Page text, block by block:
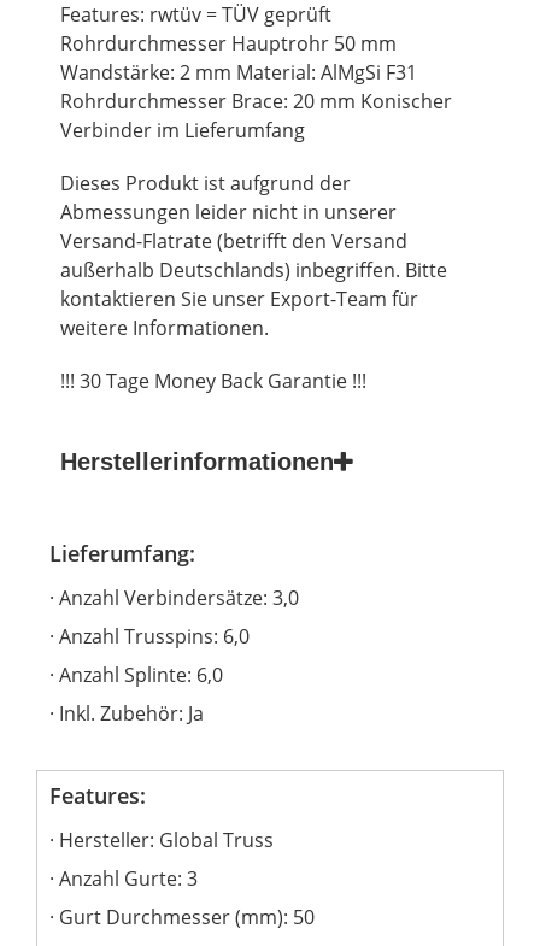
Features: rwtüv = TÜV geprüft
Rohrdurchmesser Hauptrohr 50 mm
Wandstärke: 2 mm Material: AlMgSi F31
Rohrdurchmesser Brace: 20 mm Konischer
Verbinder im Lieferumfang
Dieses Produkt ist aufgrund der
Abmessungen leider nicht in unserer
Versand-Flatrate (betrifft den Versand
außerhalb Deutschlands) inbegriffen. Bitte
kontaktieren Sie unser Export-Team für
weitere Informationen.
!!! 30 Tage Money Back Garantie !!!
Herstellerinformationen
Lieferumfang:
Anzahl Verbindersätze: 3,0
Anzahl Trusspins: 6,0
Anzahl Splinte: 6,0
Inkl. Zubehör: Ja
Features:
Hersteller: Global Truss
Anzahl Gurte: 3
Gurt Durchmesser (mm): 50